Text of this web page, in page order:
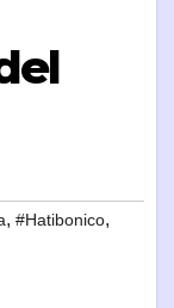
, #Hatibonico,